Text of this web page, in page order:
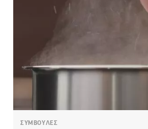
ΣΥΜΒΟΥΛΕΣ